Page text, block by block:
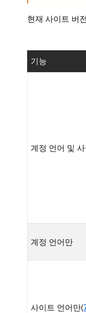
현재 사이트 버
기능
계정 언어 및
계정 언어만
사이트 언어만(